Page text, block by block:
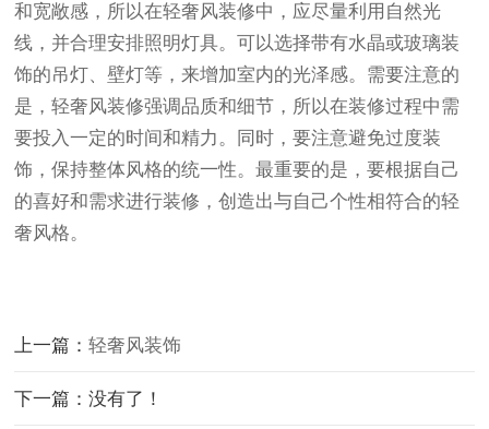
和宽敞感，所以在轻奢风装修中，应尽量利用自然光
线，并合理安排照明灯具。可以选择带有水晶或玻璃装
饰的吊灯、壁灯等，来增加室内的光泽感。需要注意的
是，轻奢风装修强调品质和细节，所以在装修过程中需
要投入一定的时间和精力。同时，要注意避免过度装
饰，保持整体风格的统一性。最重要的是，要根据自己
的喜好和需求进行装修，创造出与自己个性相符合的轻
奢风格。
上一篇：轻奢风装饰
下一篇：没有了！